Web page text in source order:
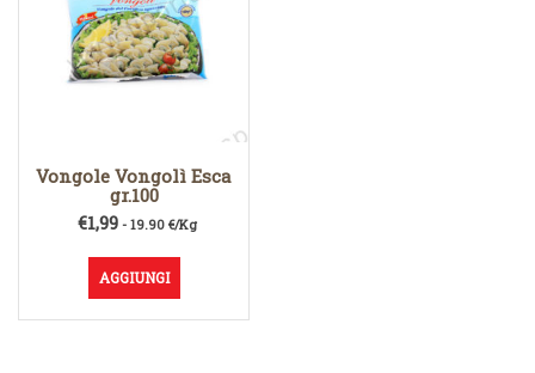
Vongole Vongolì Esca
gr.100
€1,99- 19.90 €/Kg
AGGIUNGI